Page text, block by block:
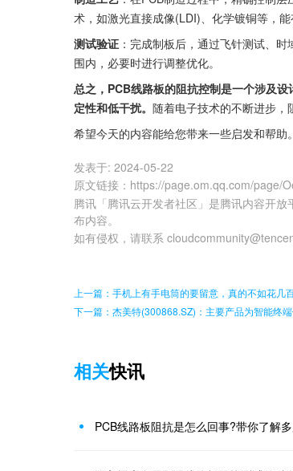
术，如激光直接成像(LDI)、化学镀铜等，能
测试验证 ：完成制板后，通过飞针测试、
围内，必要时进行调整优化。
总之，PCB线路板的阻抗控制是一个涉及
定性和低干扰。 随着电子技术的不断进步，
希望今天的内容能给您带来一些启发和帮助
发表于: 2024-05-22
原文链接 ： https://page.om.qq.com/page/
腾讯「腾讯云开发者社区」是腾讯内容开
布内容。
如有侵权，请联系
上一篇：手机上有手电筒的要留意，真的不如花几
下一篇：杰美特(300868.SZ)：主要产品为智能终
相关快讯
PCB线路板阻抗是怎么回事?带你了解